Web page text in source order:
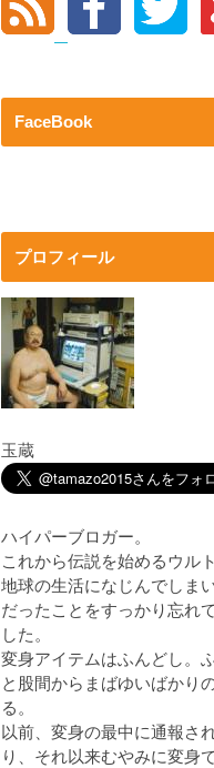
FaceBook
プロフィール
玉蔵
ハイパーブロガー。
これから伝説を始めるウル
地球の生活になじんでしま
だったことをすっかり忘れ
した。
変身アイテムはふんどし。
と股間からまばゆいばかり
る。
以前、変身の最中に通報さ
り、それ以来むやみに変身